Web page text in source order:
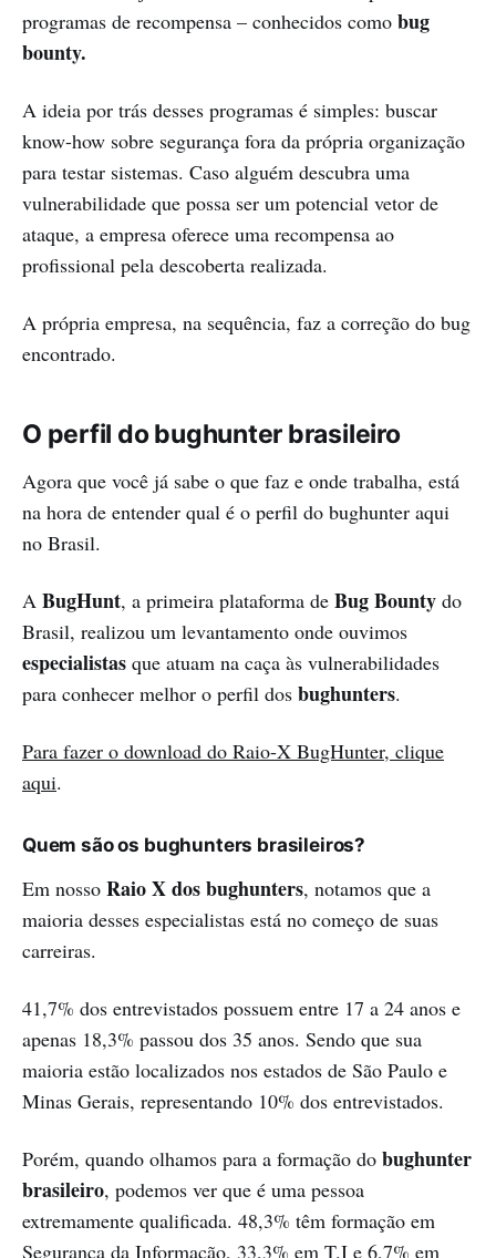
programas de recompensa – conhecidos como bug
bounty.
A ideia por trás desses programas é simples: buscar
know-how sobre segurança fora da própria organização
para testar sistemas. Caso alguém descubra uma
vulnerabilidade que possa ser um potencial vetor de
ataque, a empresa oferece uma recompensa ao
profissional pela descoberta realizada.
A própria empresa, na sequência, faz a correção do bug
encontrado.
O perfil do bughunter brasileiro
Agora que você já sabe o que faz e onde trabalha, está
na hora de entender qual é o perfil do bughunter aqui
no Brasil.
A BugHunt, a primeira plataforma de Bug Bounty do
Brasil, realizou um levantamento onde ouvimos
especialistas que atuam na caça às vulnerabilidades
para conhecer melhor o perfil dos bughunters.
Para fazer o download do Raio-X BugHunter, clique
aqui.
Quem são os bughunters brasileiros?
Em nosso Raio X dos bughunters, notamos que a
maioria desses especialistas está no começo de suas
carreiras.
41,7% dos entrevistados possuem entre 17 a 24 anos e
apenas 18,3% passou dos 35 anos. Sendo que sua
maioria estão localizados nos estados de São Paulo e
Minas Gerais, representando 10% dos entrevistados.
Porém, quando olhamos para a formação do bughunter
brasileiro, podemos ver que é uma pessoa
extremamente qualificada. 48,3% têm formação em
Segurança da Informação, 33,3% em T.I e 6,7% em